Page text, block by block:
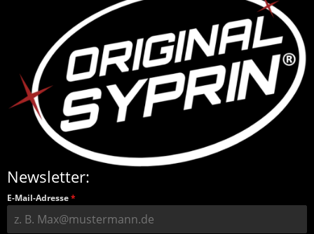
Newsletter:
E-Mail-Adresse*